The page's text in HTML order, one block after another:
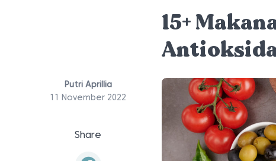
15+
Putri Aprillia
11 November 2022
Share